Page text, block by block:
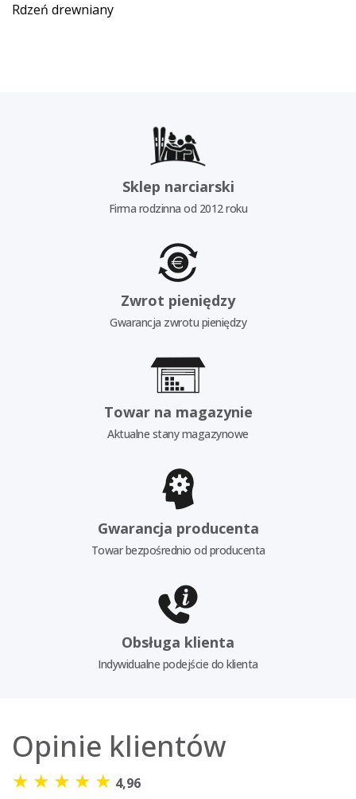
Rdzeń drewniany
Sklep narciarski
Firma rodzinna od 2012 roku
Zwrot pieniędzy
Gwarancja zwrotu pieniędzy
Towar na magazynie
Aktualne stany magazynowe
Gwarancja producenta
Towar bezpośrednio od producenta
Obsługa klienta
Indywidualne podejście do klienta
Opinie klientów
★ ★ ★ ★ ★ 4,96